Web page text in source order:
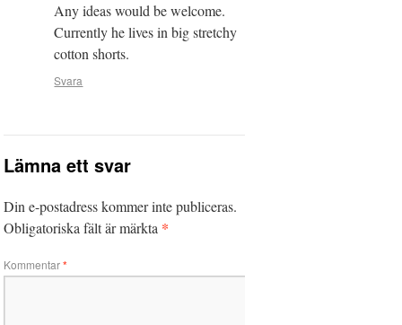
Any ideas would be welcome.
Currently he lives in big stretchy
cotton shorts.
Svara
Lämna ett svar
Din e-postadress kommer inte publiceras.
Obligatoriska fält är märkta *
Kommentar*